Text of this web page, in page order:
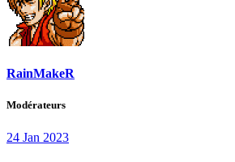
RainMakeR
Modérateurs
24 Jan 2023